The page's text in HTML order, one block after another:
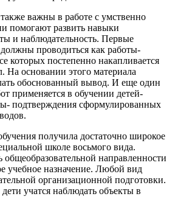
важны в работе с умственно
помогают развить навыки
и наблюдательность. Первые
проводиться как работы-
которых постепенно накапливается
На основании этого материала
обоснованный вывод. И еще один
применяется в обучении детей-
подтверждения сформулированных
получила достаточно широкое
школе восьмого вида.
направленности
учебное назначение. Любой вид
организационной подготовки.
учатся наблюдать объекты в